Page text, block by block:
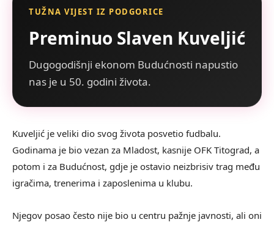
TUŽNA VIJEST IZ PODGORICE
Preminuo Slaven Kuveljić
Dugogodišnji ekonom Budućnosti napustio
nas je u 50. godini života.
Kuveljić je veliki dio svog života posvetio fudbalu.
Godinama je bio vezan za Mladost, kasnije OFK Titograd, a
potom i za Budućnost, gdje je ostavio neizbrisiv trag među
igračima, trenerima i zaposlenima u klubu.
Njegov posao često nije bio u centru pažnje javnosti, ali oni